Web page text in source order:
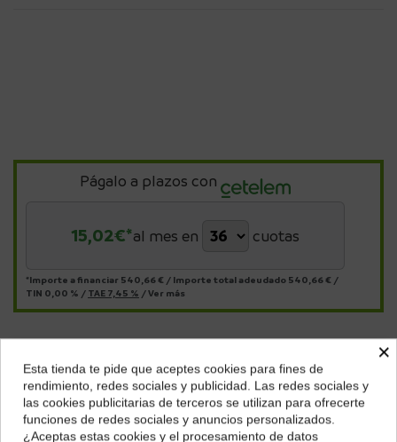
Págalo a plazos con
15,02€*al mes en cuotas
*Importe a financiar 540,66 € / Importe total adeudado 540,66 € /
TIN 0,00 % / TAE 7,45 % /Ver más
Marca Acer
Nombre del modelo Acer S1386WH
¿Dónde deseas recibir tu pedido?
Selecciona tu ubicación para mostrarte los precios e
impuestos correctos para tu región.
×
Esta tienda te pide que aceptes cookies para fines de
rendimiento, redes sociales y publicidad. Las redes sociales y
las cookies publicitarias de terceros se utilizan para ofrecerte
funciones de redes sociales y anuncios personalizados.
¿Aceptas estas cookies y el procesamiento de datos